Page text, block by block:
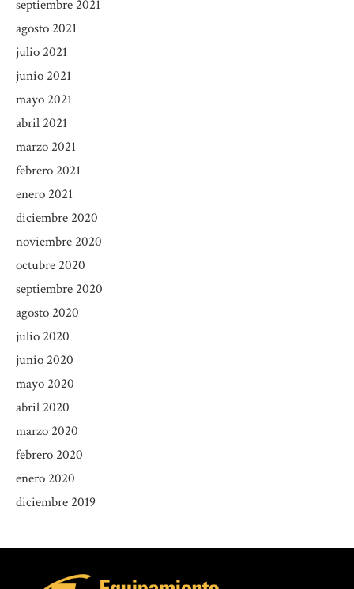
septiembre 2021
agosto 2021
julio 2021
junio 2021
mayo 2021
abril 2021
marzo 2021
febrero 2021
enero 2021
diciembre 2020
noviembre 2020
octubre 2020
septiembre 2020
agosto 2020
julio 2020
junio 2020
mayo 2020
abril 2020
marzo 2020
febrero 2020
enero 2020
diciembre 2019